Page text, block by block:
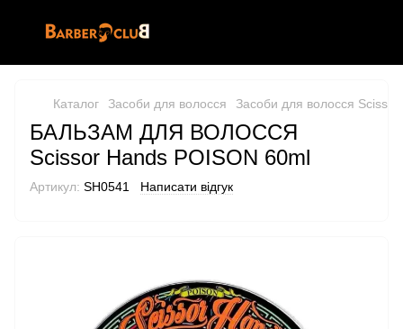
Каталог Засоби для волосся Засоби для волосся
БАЛЬЗАМ ДЛЯ ВОЛОССЯ
Scissor Hands POISON 60ml
Артикул: SH0541 Написати відгук